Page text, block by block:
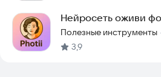
Нейросеть оживи
оживление
Полезные инструменты ·
3,9